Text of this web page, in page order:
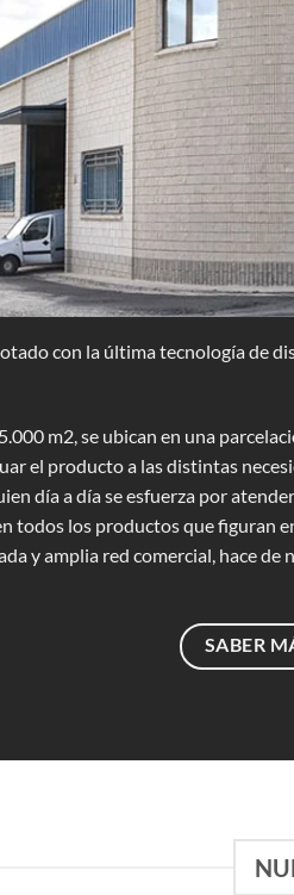
con la última tecnología de
m2, se ubican en una
el producto a las distintas
día a día se esfuerza por
todos los productos que figuran
y amplia red comercial, hace
SABER